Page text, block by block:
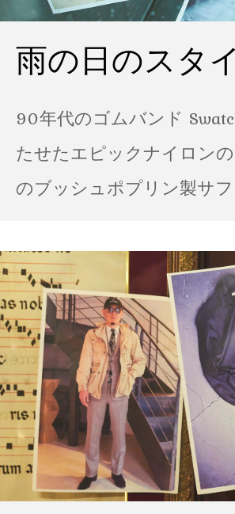
雨の日のスタ
90年代のゴムバンド
たせたエピックナイロン
のブッシュポプリン製サ